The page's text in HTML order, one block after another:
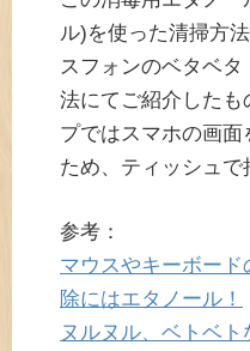
ル)を使った清掃方
スフォンのベタベ
法にてご紹介したも
プではスマホの画
ため、ティッシュで
参考：
マウスやキーボー
除にはエタノール！
ヌルヌル、ベトベ